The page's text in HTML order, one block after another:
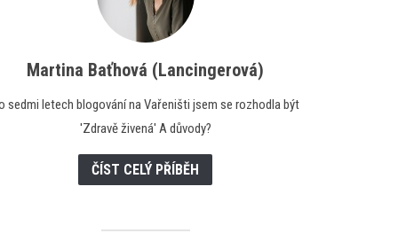
Martina Baťhová (Lancingerová)
sedmi letech blogování na Vařeništi jsem se rozhodla být
'Zdravě živená' A důvody?
ČÍST CELÝ PŘÍBĚH